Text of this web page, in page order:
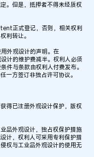
。但是，抵押者不得未经质权
正式登记，否则，相关权利
利转让。
外观设计的声明。在
计的维护费减半。权利人必须
件与条款由权利人付费发布。
一方签订非独占许可协议。
得已注册外观设计保护，版权
品外观设计，独占权保护措施
计，权利人可采用专利保护措
权与工业品外观设计的使用无